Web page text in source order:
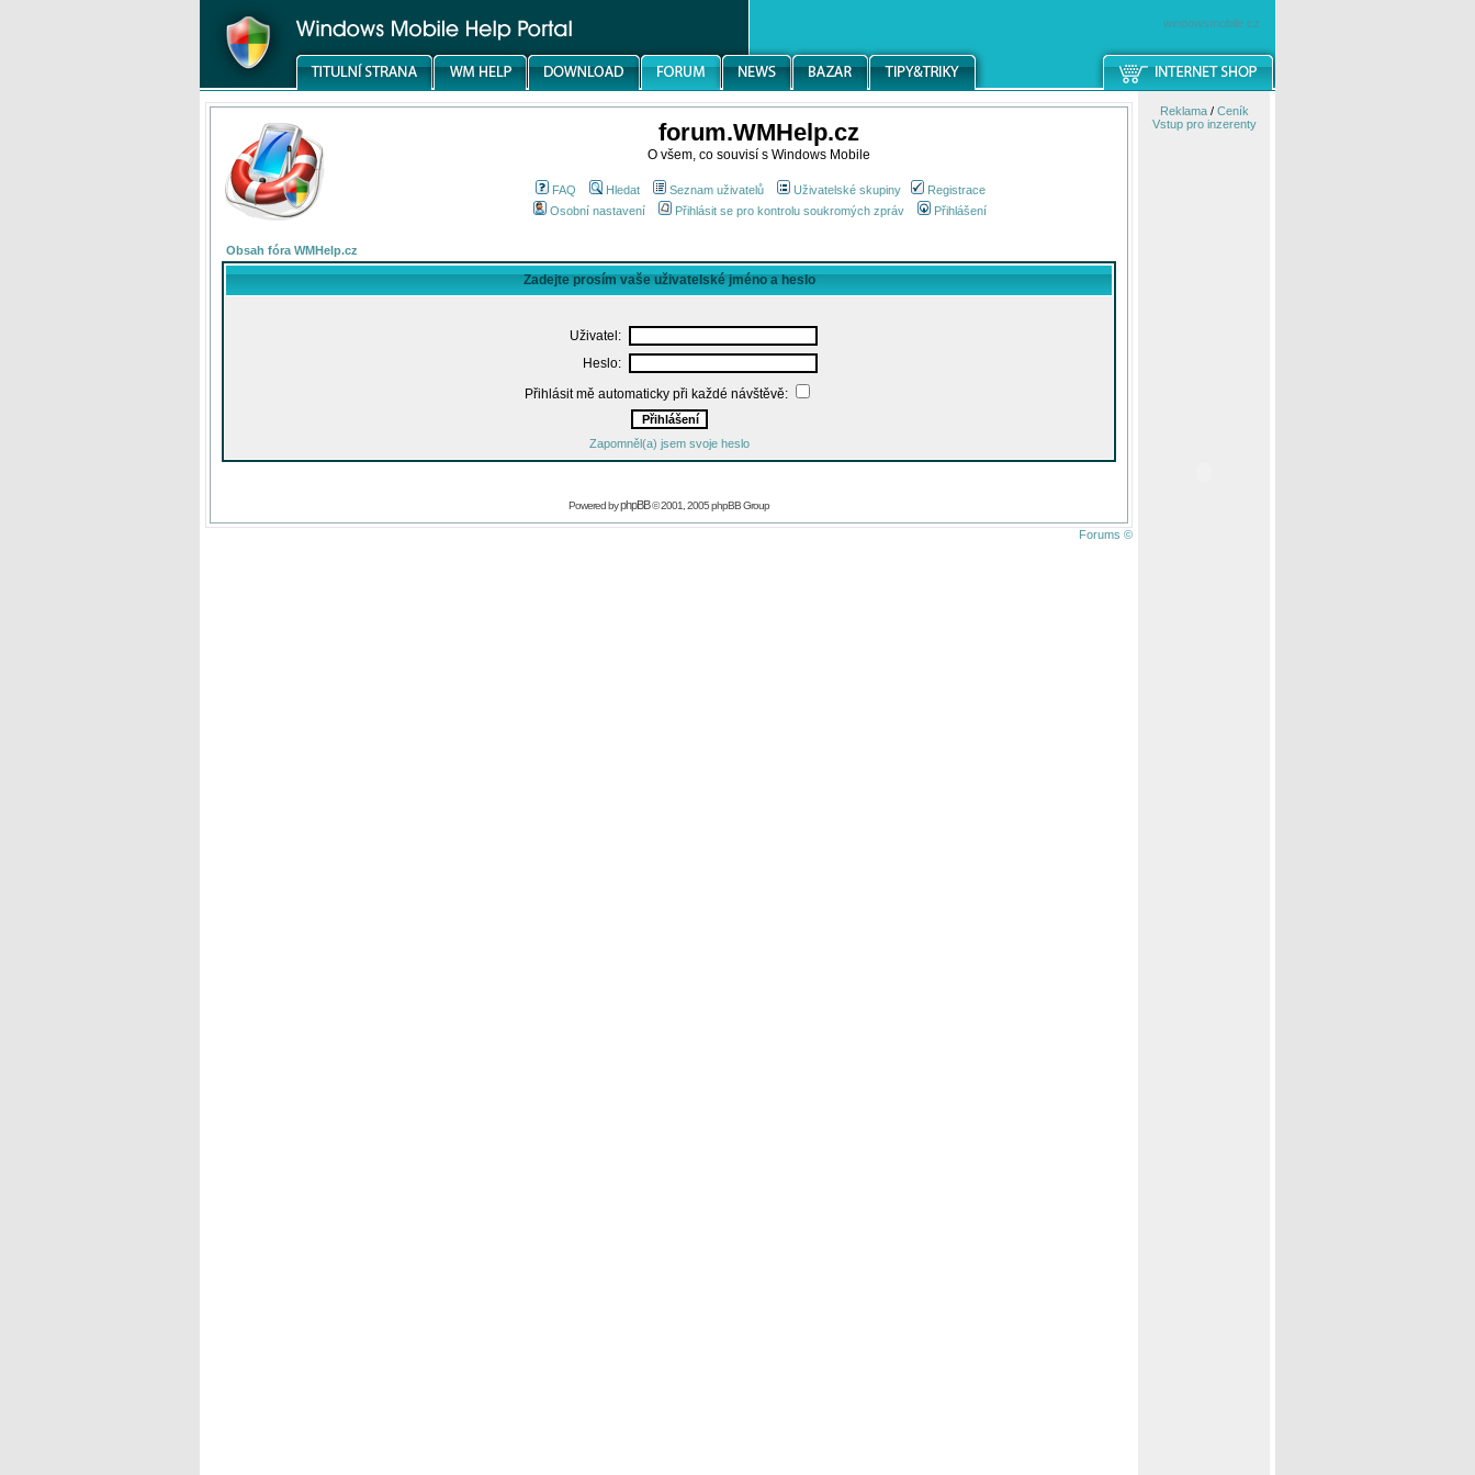
windowsmobile.cz
forum.WMHelp.cz
O všem, co souvisí s Windows Mobile
FAQ Hledat Seznam uživatelů Uživatelské skupiny
Registrace
Osobní nastavení
Přihlásit se pro kontrolu soukromých zpráv Přihlášení
Obsah fóra WMHelp.cz
Zadejte prosím vaše uživatelské jméno a heslo
Uživatel:
Heslo:
Přihlásit mě automaticky při každé návštěvě:
Zapomněl(a) jsem svoje heslo
Powered byphpBB© 2001, 2005 phpBB Group
Forums ©
Reklama/ Ceník
Vstup pro inzerenty